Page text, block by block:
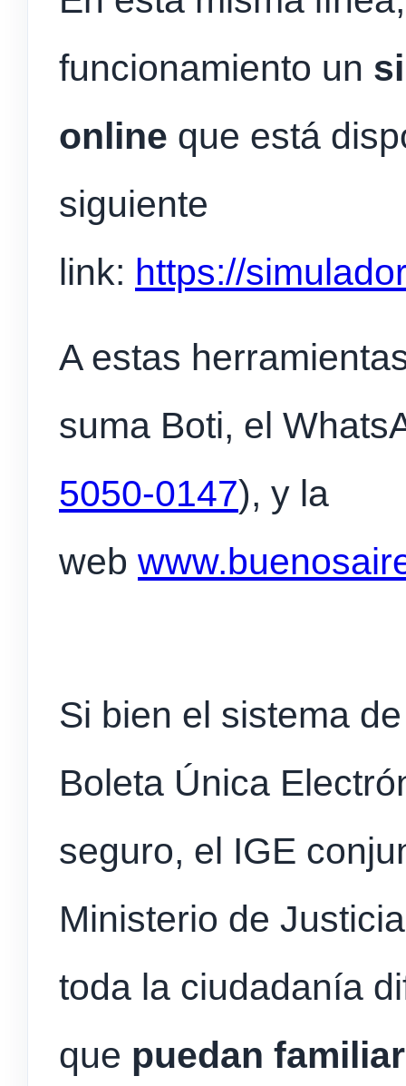
funcionamiento un
online que está
siguiente
link: https://
A estas
suma Boti, el
5050-0147), y la
web
Si bien el sistema
Boleta Única
seguro, el IGE
Ministerio de
toda la ciudadanía
que puedan